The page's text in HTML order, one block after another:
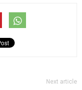
Next article